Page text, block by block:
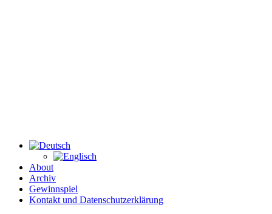
About
Archiv
Gewinnspiel
Kontakt und Datenschutzerklärung